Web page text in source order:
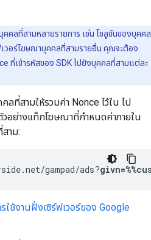
คลที่สามหลายรายการ เช่น โซลูชันของบุคคล
เวอร์โฆษณาบุคคลที่สามรายอื่น คุณจะต้อง
ที่เข้ารหัสของ SDK ไปยังบุคคลที่สามแต่ละ
ลที่สามให้รวมค่า Nonce ไว้ใน ไป
อย่างแท็กโฆษณาที่กำหนดค่าภายใน
าม:
gampad/ads?
รใช้งานฝั่งเซิร์ฟเวอร์ของ Google